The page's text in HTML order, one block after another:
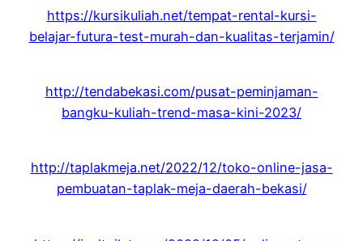
https://kursikuliah.net/tempat-rental-kursi-
belajar-futura-test-murah-dan-kualitas-terjamin/
http://tendabekasi.com/pusat-peminjaman-
bangku-kuliah-trend-masa-kini-2023/
http://taplakmeja.net/2022/12/toko-online-jasa-
pembuatan-taplak-meja-daerah-bekasi/